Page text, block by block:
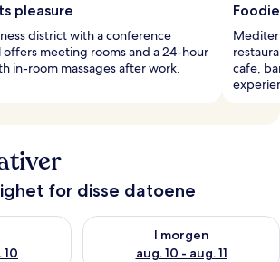
pleasure
district with a conference
meeting rooms and a 24-hour
in-room massages after work.
cafe,
for disse datoene
10
i kveld, aug. 9 - aug. 10
I morgen
aug. 10 - aug. 11
Sjekk tilgjengelighet for i